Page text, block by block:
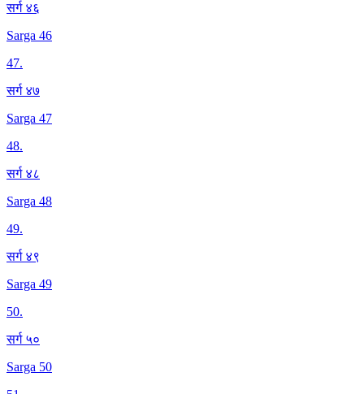
सर्ग ४६
Sarga 46
47.
सर्ग ४७
Sarga 47
48.
सर्ग ४८
Sarga 48
49.
सर्ग ४९
Sarga 49
50.
सर्ग ५०
Sarga 50